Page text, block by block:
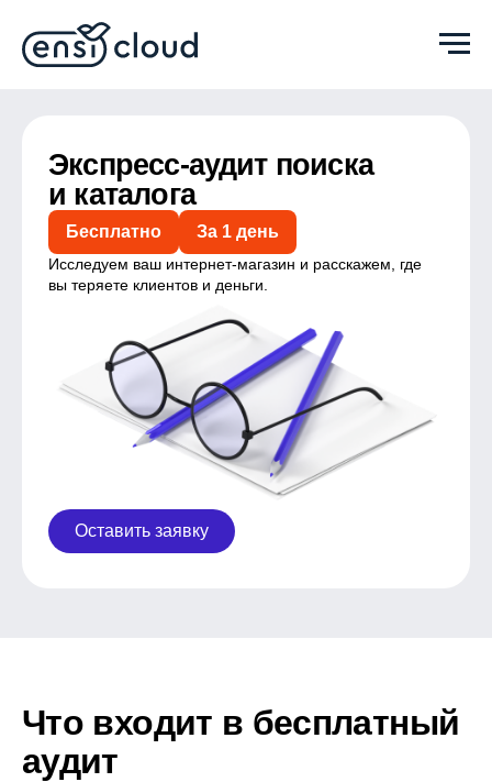
Экспресс-аудит поиска
и каталога
Бесплатно За 1 день
Исследуем ваш интернет-магазин и расскажем, где
вы теряете клиентов и деньги.
Оставить заявку
Что входит в бесплатный
аудит